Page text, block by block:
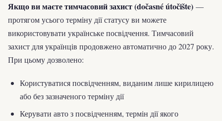
Якщо ви маєте тимчасовий захист (dočasné útočište) —
протягом усього терміну дії статусу ви можете
використовувати українське посвідчення. Тимчасовий
захист для українців продовжено автоматично до 2027 року.
При цьому дозволено:
Користуватися посвідченням, виданим лише кирилицею
або без зазначеного терміну дії
Керувати авто з посвідченням, термін дії якого